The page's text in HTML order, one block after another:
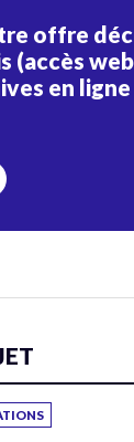
offre
(accès
en